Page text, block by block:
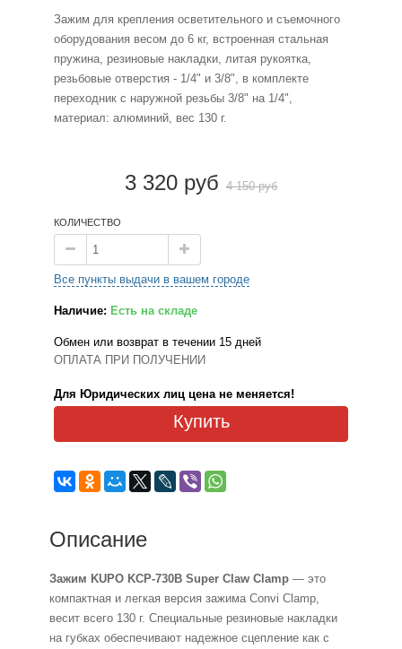
Зажим для крепления осветительного и съемочного
оборудования весом до 6 кг, встроенная стальная
пружина, резиновые накладки, литая рукоятка,
резьбовые отверстия - 1/4" и 3/8", в комплекте
переходник с наружной резьбы 3/8" на 1/4",
материал: алюминий, вес 130 г.
3 320 руб 4 150 руб
КОЛИЧЕСТВО
Все пункты выдачи в вашем городе
Наличие: Есть на складе
Обмен или возврат в течении 15 дней
ОПЛАТА ПРИ ПОЛУЧЕНИИ
Для Юридических лиц цена не меняется!
Купить
Описание
Зажим KUPO KCP-730B Super Claw Clamp — это
компактная и легкая версия зажима Convi Clamp,
весит всего 130 г. Специальные резиновые накладки
на губках обеспечивают надежное сцепление как с